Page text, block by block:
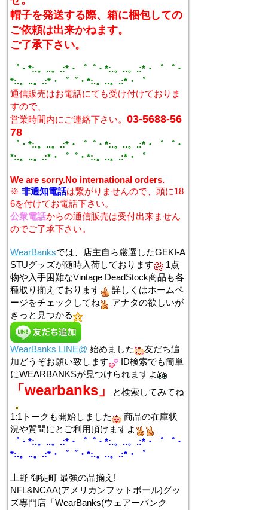
帽子を発送する際、箱に梱包しての
ご依頼は出来かねます。
ご了承下さい。
゜・*:.。..。.:*・゜゜・*:.。..。.:*・゜ ゜・
*:.。..。.:*・゜゜・*:.。..。.:*・゜
通信販売はお電話にても受け付けておりま
すので、
営業時間内にご連絡下さい。03-5688-56
78
゜・*:.。..。.:*・゜゜・*:.。..。.:*・゜ ゜・
*:.。..。.:*・゜゜・*:.。..。.:*・゜
We are sorry.No international orders.
※ 非通知電話は繋がりませんので、頭に18
6を付けてお電話下さい。
公衆電話からの通信販売は受付出来ません
のでご了承下さい。
WearBanksでは、店主自ら厳選したGEKI-A
STUグッズが随時入荷しております
1点
物や入手困難なVintage DeadStock商品も各
種取り揃えております
詳しくはホームペ
ージをチェックしてね
アナタの欲しいが
きっと見つかる
WearBanks LINE@ 始めました
友だち追
加どうぞお願い致します
ID検索でも簡単
にWEARBANKSが見つけられますよ
「wearbanks」 と検索してみてね
1:1トークも開始しました
商品の在庫状
況や質問にとご利用頂けますよ
゜・*:.。..。.:*・゜゜・*:.。..。.:*・゜ ゜・
*:.。..。.:*・゜゜・*:.。..。.:*・゜
上野 御徒町 最強の品揃え!
NFL&NCAA(アメリカンフットボール)グッ
ズ専門店「WearBanks(ウェアーバンク